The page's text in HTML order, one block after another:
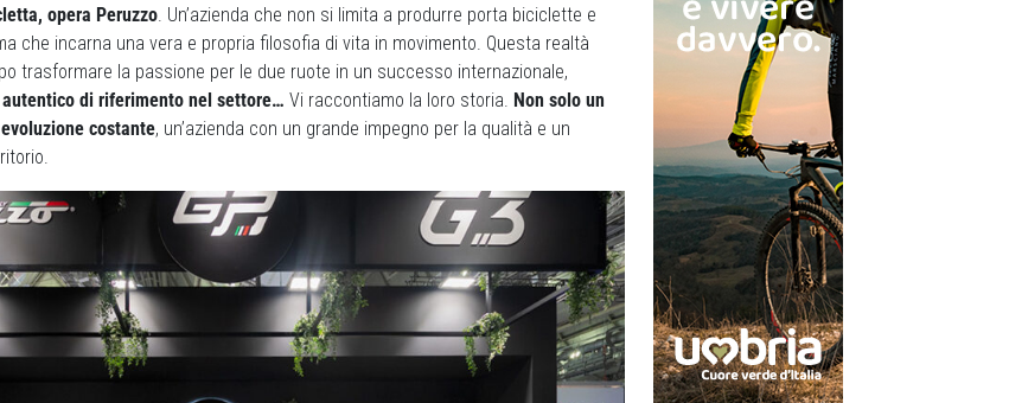
opera Peruzzo. Un’azienda che non si limita a produrre porta biciclette e
che incarna una vera e propria filosofia di vita in movimento. Questa realtà
trasformare la passione per le due ruote in un successo internazionale,
di riferimento nel settore… Vi raccontiamo la loro storia. Non solo un
costante, un’azienda con un grande impegno per la qualità e un